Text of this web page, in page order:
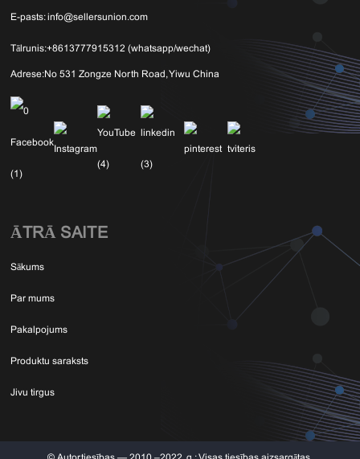
E-pasts: info@sellersunion.com
Tālrunis:+8613777915312 (whatsapp/wechat)
Adrese:No 531 Zongze North Road, Yiwu China
ĀTRĀ SAITE
Sākums
Par mums
Pakalpojums
Produktu saraksts
Jivu tirgus